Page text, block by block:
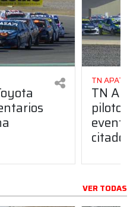
TN APAT
TN
piloto
citado
VER TODAS